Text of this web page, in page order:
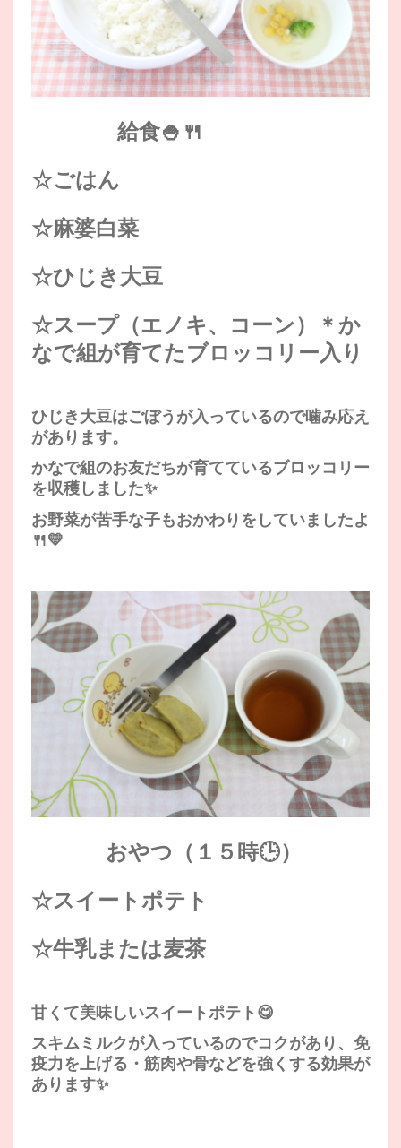
給食🍚🍴
☆ごはん
☆麻婆白菜
☆ひじき大豆
☆スープ（エノキ、コーン）＊か
なで組が育てたブロッコリー入り
ひじき大豆はごぼうが入っているので噛み応え
があります。
かなで組のお友だちが育てているブロッコリー
を収穫しました✨
お野菜が苦手な子もおかわりをしていましたよ
🍴💛
おやつ（１５時🕒）
☆スイートポテト
☆牛乳または麦茶
甘くて美味しいスイートポテト😋
スキムミルクが入っているのでコクがあり、免
疫力を上げる・筋肉や骨などを強くする効果が
あります✨